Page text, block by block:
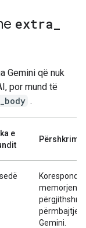
extra
Gemini që nuk
por mund të
.
e
Përshkrimi
memorjen e
përmbajtjes
Gemini.